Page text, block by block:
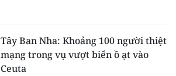
Tây Ban Nha: Khoảng 100 người thiệt
mạng trong vụ vượt biển ồ ạt vào
Ceuta